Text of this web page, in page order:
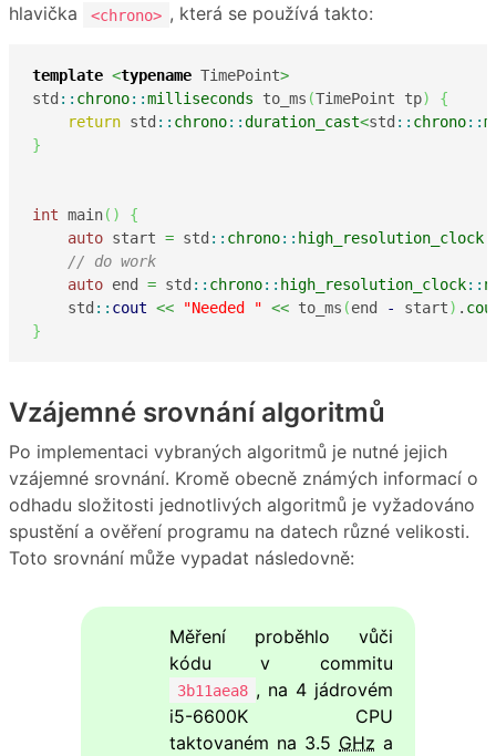
hlavička
<chrono> , která se používá takto:
template <typename TimePoint>
std :: chrono::milliseconds to_ms (TimePoint tp)
{
return std :: chrono::duration_cast<std :: chrono::
}
int main( )
{
auto start = std :: chrono:: high_resolution_clock
// do work
auto end = std :: chrono:: high_resolution_clock::
    std
:: cout << "Needed " << to_ms (end - start) .
}
Vzájemné srovnání algoritmů
Po implementaci vybraných algoritmů je nutné jejich
vzájemné srovnání. Kromě obecně známých informací o
odhadu složitosti jednotlivých algoritmů je vyžadováno
spustění a ověření programu na datech různé velikosti.
Toto srovnání může vypadat následovně:
Měření proběhlo vůči
kódu v commitu
3b11aea8 , na 4 jádrovém
i5-6600K CPU
taktovaném na 3.5 GHz a